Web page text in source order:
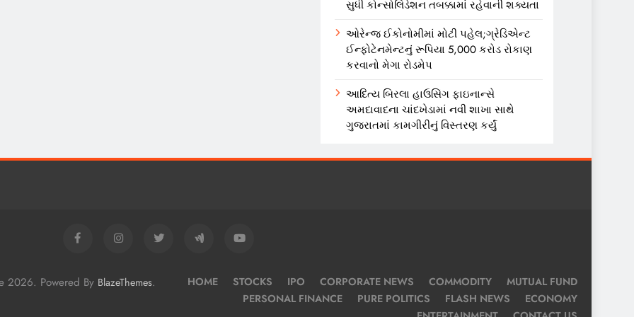
સુધી કોન્સોલિડેશન તબક્કામાં રહેવાની શક્યતા
ઓરેન્જ ઈકોનોમીમાં મોટી પહેલ;ગ્રેડિએન્ટ
ઈન્ફોટેનમેન્ટનું રૂપિયા 5,000 કરોડ રોકાણ
કરવાનો મેગા રોડમેપ
આદિત્ય બિરલા હાઉસિંગ ફાઇનાન્સે
અમદાવાદના ચાંદખેડામાં નવી શાખા સાથે
ગુજરાતમાં કામગીરીનું વિસ્તરણ કર્યું
2026. Powered By BlazeThemes. HOME STOCKS IPO CORPORATE NEWS COMMODITY
MUTUAL FUND
PERSONAL FINANCE
PURE POLITICS FLASH NEWS
ECONOMY